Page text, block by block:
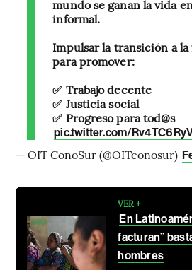
mundo se ganan la vida
informal.
Impulsar la transición a
para promover:
✅ Trabajo decente
✅ Justicia social
✅ Progreso para tod@s
pic.twitter.com/
— OIT ConoSur (@OITconosur)
VER +
En
facturan”
hombres